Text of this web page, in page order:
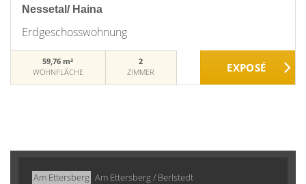
Nessetal/ Haina
Erdgeschosswohnung
59,76 m²
WOHNFLÄCHE
2
ZIMMER
Am Ettersberg Am Ettersberg / Berlstedt